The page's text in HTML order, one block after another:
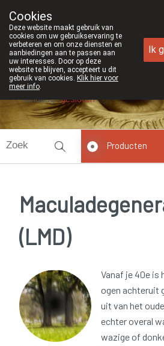
089/382429
Vandaag gesloten
Producten
(LMD)
Vanaf je 40e is
ogen achteruit
uit van het
echter overal
wazige of
Cookies
Deze website maakt gebruik van
cookies om uw gebruikservaring te
verbeteren en om onze diensten en
aanbiedingen aan te passen aan
uw interesses. Door op deze
website te blijven, accepteert u dit
gebruik van cookies. Klik hier voor
meer info.
Ik